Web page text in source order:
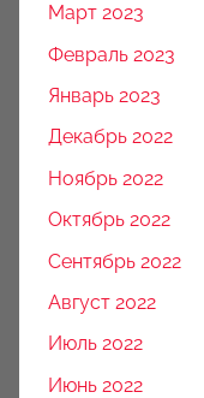
Март 2023
Февраль 2023
Январь 2023
Декабрь 2022
Ноябрь 2022
Октябрь 2022
Сентябрь 2022
Август 2022
Июль 2022
Июнь 2022